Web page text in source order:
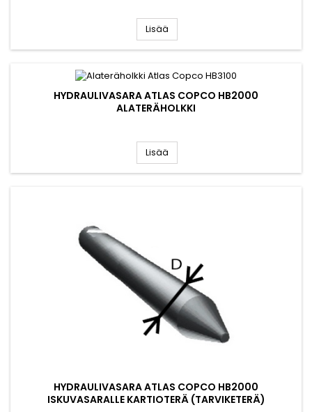
Lisää
HYDRAULIVASARA ATLAS COPCO HB2000
ALATERÄHOLKKI
Lisää
HYDRAULIVASARA ATLAS COPCO HB2000
ISKUVASARALLE KARTIOTERÄ (TARVIKETERÄ)